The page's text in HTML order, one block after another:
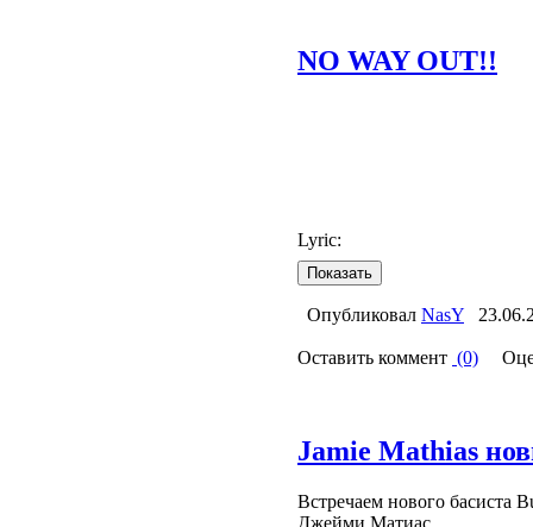
NO WAY OUT!!
Lyric:
Опубликовал NasY
Оставить коммент (0)
Jamie Mathias
Встречаем нового басиста
Джейми Матиас.